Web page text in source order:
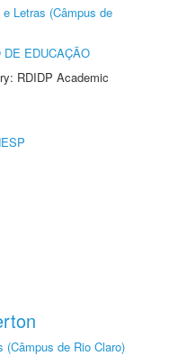
Letras (Câmpus de
DE EDUCAÇÃO
RDIDP Academic
de Rio Claro)